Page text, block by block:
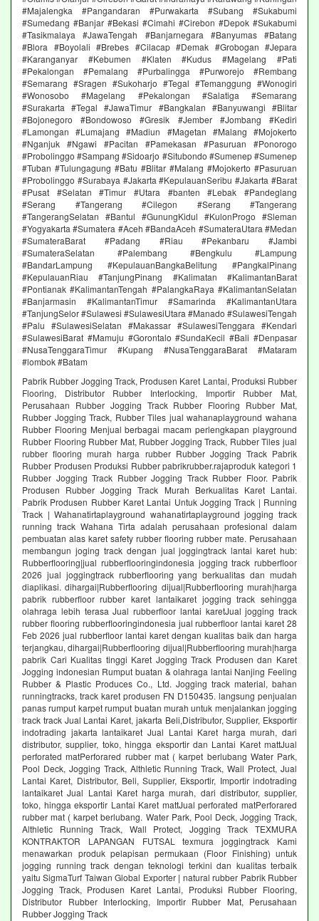
#Majalengka #Pangandaran #Purwakarta #Subang #Sukabumi
#Sumedang #Banjar #Bekasi #Cimahi #Cirebon #Depok #Sukabumi
#Tasikmalaya #JawaTengah #Banjarnegara #Banyumas #Batang
#Blora #Boyolali #Brebes #Cilacap #Demak #Grobogan #Jepara
#Karanganyar #Kebumen #Klaten #Kudus #Magelang #Pati
#Pekalongan #Pemalang #Purbalingga #Purworejo #Rembang
#Semarang #Sragen #Sukoharjo #Tegal #Temanggung #Wonogiri
#Wonosobo #Magelang #Pekalongan #Salatiga #Semarang
#Surakarta #Tegal #JawaTimur #Bangkalan #Banyuwangi #Blitar
#Bojonegoro #Bondowoso #Gresik #Jember #Jombang #Kediri
#Lamongan #Lumajang #Madiun #Magetan #Malang #Mojokerto
#Nganjuk #Ngawi #Pacitan #Pamekasan #Pasuruan #Ponorogo
#Probolinggo #Sampang #Sidoarjo #Situbondo #Sumenep #Sumenep
#Tuban #Tulungagung #Batu #Blitar #Malang #Mojokerto #Pasuruan
#Probolinggo #Surabaya #Jakarta #KepulauanSeribu #Jakarta #Barat
#Pusat #Selatan #Timur #Utara #banten #Lebak #Pandeglang
#Serang #Tangerang #Cilegon #Serang #Tangerang
#TangerangSelatan #Bantul #GunungKidul #KulonProgo #Sleman
#Yogyakarta #Sumatera #Aceh #BandaAceh #SumateraUtara #Medan
#SumateraBarat #Padang #Riau #Pekanbaru #Jambi
#SumateraSelatan #Palembang #Bengkulu #Lampung
#BandarLampung #KepulauanBangkaBelitung #PangkalPinang
#KepulauanRiau #TanjungPinang #Kalimatan #KalimantanBarat
#Pontianak #KalimantanTengah #PalangkaRaya #KalimantanSelatan
#Banjarmasin #KalimantanTimur #Samarinda #KalimantanUtara
#TanjungSelor #Sulawesi #SulawesiUtara #Manado #SulawesiTengah
#Palu #SulawesiSelatan #Makassar #SulawesiTenggara #Kendari
#SulawesiBarat #Mamuju #Gorontalo #SundaKecil #Bali #Denpasar
#NusaTenggaraTimur #Kupang #NusaTenggaraBarat #Mataram
#lombok #Batam
Pabrik Rubber Jogging Track, Produsen Karet Lantai, Produksi Rubber
Flooring, Distributor Rubber Interlocking, Importir Rubber Mat,
Perusahaan Rubber Jogging Track Rubber Flooring Rubber Mat,
Rubber Jogging Track, Rubber Tiles jual wahanaplayground wahana
Rubber Flooring Menjual berbagai macam perlengkapan playground
Rubber Flooring Rubber Mat, Rubber Jogging Track, Rubber Tiles jual
rubber flooring murah harga rubber Rubber Jogging Track Pabrik
Rubber Produsen Produksi Rubber pabrikrubber.rajaproduk kategori 1
Rubber Jogging Track Rubber Jogging Track Rubber Floor. Pabrik
Produsen Rubber Jogging Track Murah Berkualitas Karet Lantai.
Pabrik Produsen Rubber Karet Lantai Untuk Jogging Track | Running
Track | Wahanatirtaplayground wahanatirtaplayground jogging track
running track Wahana Tirta adalah perusahaan profesional dalam
pembuatan alas karet safety rubber flooring rubber mate. Perusahaan
membangun joging track dengan jual joggingtrack lantai karet hub:
Rubberflooring|jual rubberflooringindonesia jogging track rubberfloor
2026 jual joggingtrack rubberflooring yang berkualitas dan mudah
diaplikasi. dihargai|Rubberflooring dijual|Rubberflooring murah|harga
pabrik rubberfloor rubber karet lantaikaret jogging track sehingga
olahraga lebih terasa Jual rubberfloor lantai karetJual jogging track
rubber flooring rubberflooringindonesia jual rubberfloor lantai karet 28
Feb 2026 jual rubberfloor lantai karet dengan kualitas baik dan harga
terjangkau, dihargai|Rubberflooring dijual|Rubberflooring murah|harga
pabrik Cari Kualitas tinggi Karet Jogging Track Produsen dan Karet
Jogging indonesian Rumput buatan & olahraga lantai Nanjing Feeling
Rubber & Plastic Produces Co., Ltd. Jogging track material, bahan
runningtracks, track karet produsen FN D150435. langsung penjualan
panas rumput karpet rumput buatan murah untuk menjalankan jogging
track track Jual Lantai Karet, jakarta Beli,Distributor, Supplier, Eksportir
indotrading jakarta lantaikaret Jual Lantai Karet harga murah, dari
distributor, supplier, toko, hingga eksportir dan Lantai Karet mattJual
perforated matPerforared rubber mat ( karpet berlubang Water Park,
Pool Deck, Jogging Track, Althletic Running Track, Wall Protect, Jual
Lantai Karet, Distributor, Beli, Supplier, Eksportir, Importir indotrading
lantaikaret Jual Lantai Karet harga murah, dari distributor, supplier,
toko, hingga eksportir Lantai Karet mattJual perforated matPerforared
rubber mat ( karpet berlubang. Water Park, Pool Deck, Jogging Track,
Althletic Running Track, Wall Protect, Jogging Track TEXMURA
KONTRAKTOR LAPANGAN FUTSAL texmura joggingtrack Kami
menawarkan produk pelapisan permukaan (Floor Finishing) untuk
jogging running track dengan teknologi terkini dan kualitas terbaik
yaitu SigmaTurf Taiwan Global Exporter | natural rubber Pabrik Rubber
Jogging Track, Produsen Karet Lantai, Produksi Rubber Flooring,
Distributor Rubber Interlocking, Importir Rubber Mat, Perusahaan
Rubber Jogging Track